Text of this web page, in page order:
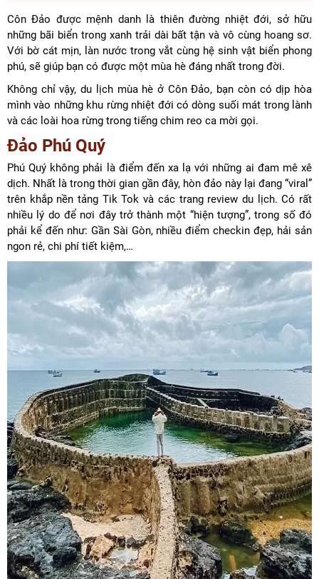
Côn Đảo được mệnh danh là thiên đường nhiệt đới, sở hữu
những bãi biển trong xanh trải dài bất tận và vô cùng hoang sơ.
Với bờ cát mịn, làn nước trong vắt cùng hệ sinh vật biển phong
phú, sẽ giúp bạn có được một mùa hè đáng nhất trong đời.
Không chỉ vậy, du lịch mùa hè ở Côn Đảo, bạn còn có dịp hòa
mình vào những khu rừng nhiệt đới có dòng suối mát trong lành
và các loài hoa rừng trong tiếng chim reo ca mời gọi.
Đảo Phú Quý
Phú Quý không phải là điểm đến xa lạ với những ai đam mê xê
dịch. Nhất là trong thời gian gần đây, hòn đảo này lại đang “viral”
trên khắp nền tảng Tik Tok và các trang review du lịch. Có rất
nhiều lý do để nơi đây trở thành một “hiện tượng”, trong số đó
phải kể đến như: Gần Sài Gòn, nhiều điểm checkin đẹp, hải sản
ngon rẻ, chi phí tiết kiệm,…